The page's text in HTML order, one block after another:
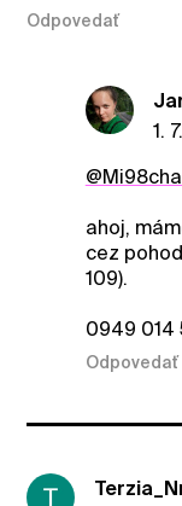
Odpovedať
1.
ahoj,
cez
109).
0949 014
Odpovedať